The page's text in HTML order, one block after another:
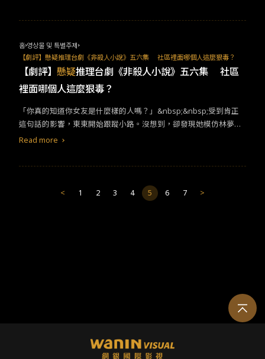
整群的殺手；而進入「購物中心」的兩人則遇到長年藏匿的謎樣大
叔。大叔攻擊智安，而她輕易撂倒他，此時智安回想起自己學習防
身術的過程。當時進灣因過度保護智安，導致她無法交到朋友。智
安控訴進灣讓她無法如正常人一般過生活，向進灣提出要自己獨
立。為了讓智安有能力抵禦殺手攻擊，進灣提出「打中他」的條
件，只要滿足這個條件智安就能離開家。智安因此找了進灣手下把
信為她進行一連串的特訓，並在一次遭小混混圍攻時展現成果。透
殺手槍下。
懺悔自己不曾好好對待他。當美夢成真的那一刻終於到來，但東東
已經不再如前，他的人生已駛向黑暗。劉冠廷在這場的表演精湛，
他的悲喜交雜，充分表現出「這一刻來得太晚」的心情。圖取自CA
TCHPLAY+「我是不是也是殺人兇手？」東東排演時，想起自己匆
匆將妮妮的屍體載到山上埋葬的情景，那樣的心境一如當下演出的
角色張先生。他深知就算他沒有傷害妮妮，也已經成了兇手。他不
斷將內心的恐懼投射在角色上，但任誰也沒有想到餵養角色的是如
此黑暗的殺人案件。透過劇中劇，得以用張先生的角色表現出東東
心飽受折磨，有虐兒跡象。此事被林夢發現，她見義勇為地幫助了
洪小弟。而後，東東透過出版社老闆邱敬賢，得知林夢性感照被流
홈 영상물 및 특별주제
【劇評】懸疑推理台劇《非殺人小說》五六集 社區裡面哪個人這麼狠毒？
【劇評】 懸疑推理台劇《非殺人小說》五六集 社區
裡面哪個人這麼狠毒？
「你真的知道你女友是什麼樣的人嗎？」&nbsp;&nbsp;受到肯正
這句話的影響，東東開始跟蹤小路。沒想到，卻發現她模仿林夢穿
著一身紅裙，跑去跟別人約會。她之所以這麼做，竟然是為了要報
的人不是我」，這句台詞讓我印象深刻。確實，該被打的人是東
東，而我們卻一直將仇視的目光投射在林夢身上，忽略了她可能自
只是不說破而已，東東根本是白忙一場又損失慘重，人生可說悲慘
到了極點。作為觀眾，看著他繼續往悲劇走去，只能說是宿命啊。
回頭談談小路，倘若不是東東找小路攤牌，她也不曾想把這件攤出
的溫柔重視。小路是多麼深愛東東啊！即便兩人分手後，她回到兩
Read more
< 1 2 3 4 5 6 7 >